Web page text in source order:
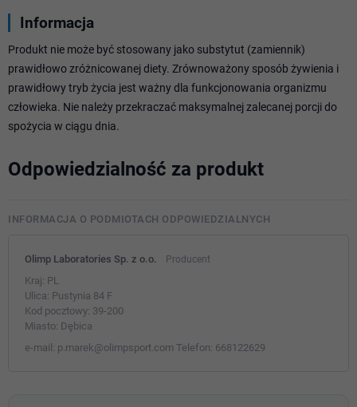
Informacja
Produkt nie może być stosowany jako substytut (zamiennik)
prawidłowo zróżnicowanej diety. Zrównoważony sposób żywienia i
prawidłowy tryb życia jest ważny dla funkcjonowania organizmu
człowieka. Nie należy przekraczać maksymalnej zalecanej porcji do
spożycia w ciągu dnia.
Odpowiedzialność za produkt
INFORMACJA O PODMIOTACH ODPOWIEDZIALNYCH
Olimp Laboratories Sp. z o.o. Producent
Kraj: PL
Ulica: Pustynia 84 F
Kod pocztowy: 39-200
Miasto: Dębica
e-mail: p.marek@olimpsport.com Telefon: 668122629